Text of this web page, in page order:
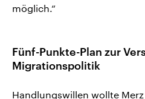
möglich.“
Fünf-Punkte-Plan zur
Migrationspolitik
Handlungswillen wollte